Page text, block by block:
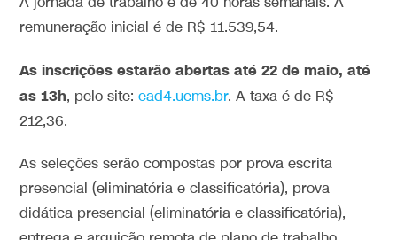
remuneração inicial é de R$ 11.539,54.
As inscrições estarão abertas até 22 de maio, até
as 13h, pelo site:ead4.uems.br. A taxa é de R$
212,36.
As seleções serão compostas por prova escrita
presencial (eliminatória e classificatória), prova
didática presencial (eliminatória e classificatória),